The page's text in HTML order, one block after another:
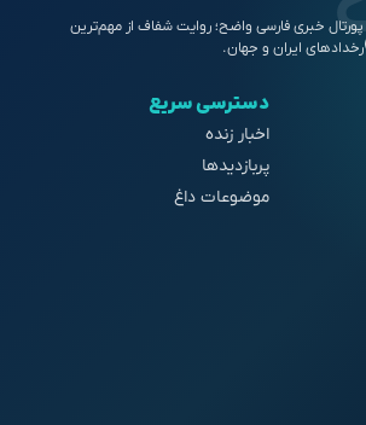
پورتال خبری فارسی واضح؛ روایت شفاف از مهم‌ترین
رخدادهای ایران و جهان.
دسترسی سریع
اخبار زنده
پربازدیدها
موضوعات داغ